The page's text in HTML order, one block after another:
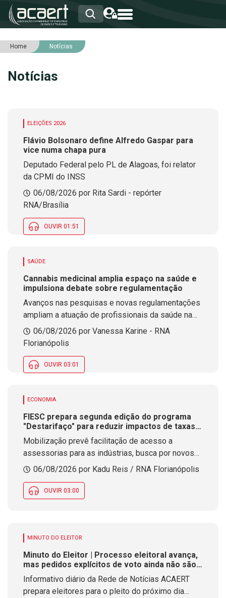
HOME
ASSOCIADOS
SERVIÇOS
Home Notícias
Notícias
ELEIÇÕES 2026
Flávio Bolsonaro define Alfredo Gaspar para
vice numa chapa pura
Deputado Federal pelo PL de Alagoas, foi relator
da CPMI do INSS
06/08/2026 por Rita Sardi - repórter
RNA/Brasília
OUVIR 01:51
SAÚDE
Cannabis medicinal amplia espaço na saúde e
impulsiona debate sobre regulamentação
Avanços nas pesquisas e novas regulamentações
ampliam a atuação de profissionais da saúde na
área da cannabis medicinal. O tema estará em
debate durante evento que será realizado na
06/08/2026 por Vanessa Karine - RNA
Florianópolis
OUVIR 03:01
ECONOMIA
FIESC prepara segunda edição do programa
"Destarifaço" para reduzir impactos de taxas
dos EUA nas empresas de SC
Mobilização prevê facilitação de acesso a
assessorias para as indústrias, busca por novos
mercados, estímulo à diplomacia empresarial e
06/08/2026 por Kadu Reis / RNA Florianópolis
OUVIR 03:00
MINUTO DO ELEITOR
Minuto do Eleitor | Processo eleitoral avança,
mas pedidos explícitos de voto ainda não são
permitidos
Informativo diário da Rede de Notícias ACAERT
prepara eleitores para o pleito do próximo dia